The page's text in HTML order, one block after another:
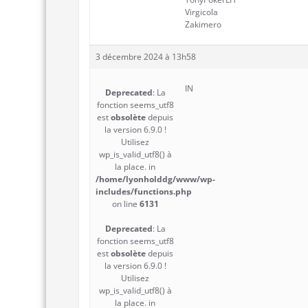
Virgicola
Zakimero
3 décembre 2024 à 13h58
Deprecated: La
fonction seems_utf8
estobsolètedepuis
la version 6.9.0 !
Utilisez
wp_is_valid_utf8() à
la place. in
/home/lyonholddg/www/wp-
includes/functions.php
on line 6131
Deprecated: La
fonction seems_utf8
estobsolètedepuis
la version 6.9.0 !
Utilisez
wp_is_valid_utf8() à
la place. in
IN